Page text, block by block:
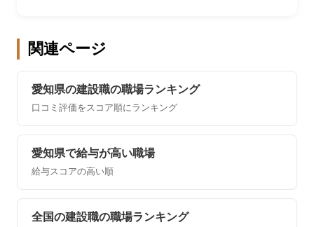
関連ページ
愛知県の建設職の職場ランキング
口コミ評価をスコア順にランキング
愛知県で給与が高い職場
給与スコアの高い順
全国の建設職の職場ランキング